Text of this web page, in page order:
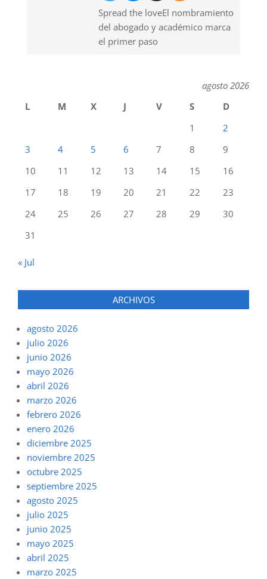
Spread the loveEl nombramiento
del abogado y académico marca
el primer paso
agosto 2026
L
M X J V S
D
1
2
3
4 5 6 7 8
9
10
11 12 13 14 15
16
17
18 19 20 21 22
23
24
25 26 27 28 29
30
31
« Jul
ARCHIVOS
agosto 2026
julio 2026
junio 2026
mayo 2026
abril 2026
marzo 2026
febrero 2026
enero 2026
diciembre 2025
noviembre 2025
octubre 2025
septiembre 2025
agosto 2025
julio 2025
junio 2025
mayo 2025
abril 2025
marzo 2025